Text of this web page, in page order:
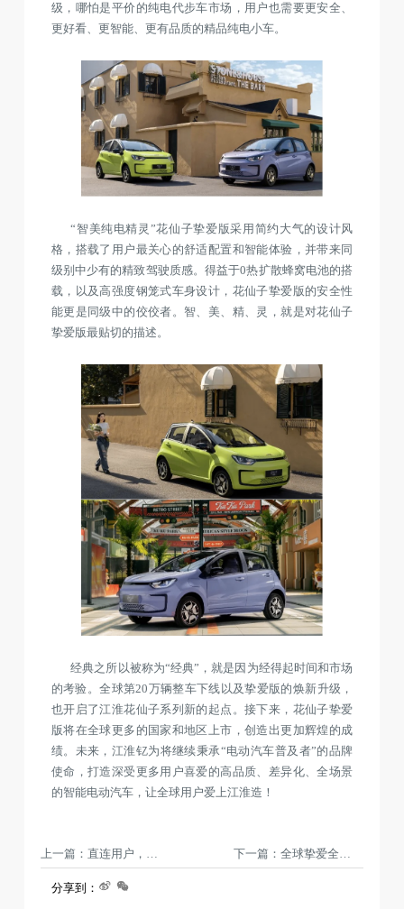
级，哪怕是平价的纯电代步车市场，用户也需要更安全、
更好看、更智能、更有品质的精品纯电小车。
“智美纯电精灵”花仙子挚爱版采用简约大气的设计风
格，搭载了用户最关心的舒适配置和智能体验，并带来同
级别中少有的精致驾驶质感。得益于0热扩散蜂窝电池的搭
载，以及高强度钢笼式车身设计，花仙子挚爱版的安全性
能更是同级中的佼佼者。智、美、精、灵，就是对花仙子
挚爱版最贴切的描述。
经典之所以被称为“经典”，就是因为经得起时间和市场
的考验。全球第20万辆整车下线以及挚爱版的焕新升级，
也开启了江淮花仙子系列新的起点。接下来，花仙子挚爱
版将在全球更多的国家和地区上市，创造出更加辉煌的成
绩。未来，江淮钇为将继续秉承“电动汽车普及者”的品牌
使命，打造深受更多用户喜爱的高品质、差异化、全场景
的智能电动汽车，让全球用户爱上江淮造！
上一篇：直连用户，全面to C，江淮钇为启动“双销”模式 下一篇：全球挚爱全球车｜江淮钇为3正式登陆阿联酋市场
分享到：